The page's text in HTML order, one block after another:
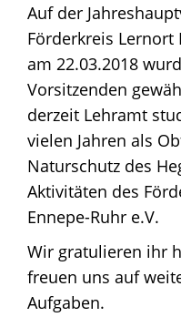
Auf der
Förderkreis Lernort
am 22.03.2018
Vorsitzenden
derzeit Lehramt
vielen Jahren als
Naturschutz des
Aktivitäten des
Ennepe-Ruhr e.V.
Wir gratulieren ihr
freuen uns auf
Aufgaben.